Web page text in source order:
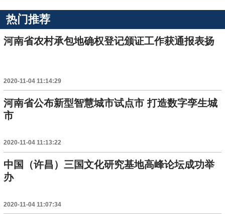
热门推荐
河南省农村承包地确权登记颁证工作获通报表扬
2020-11-04 11:14:29
河南省公布新型智慧城市试点市 打造数字孪生城
市
2020-11-04 11:13:22
中国（许昌）三国文化研究基地高峰论坛成功举
办
2020-11-04 11:07:34